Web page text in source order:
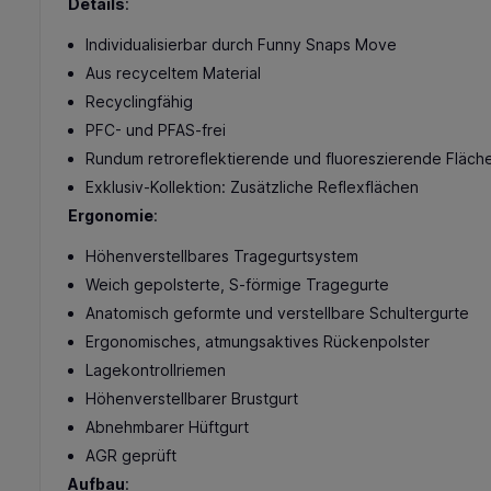
Individualisierbar durch Funny Snaps Move
Aus recyceltem Material
Recyclingfähig
PFC- und PFAS-frei
Rundum retroreflektierende und fluoreszierende
Exklusiv-Kollektion: Zusätzliche Reflexflächen
Ergonomie:
Höhenverstellbares Tragegurtsystem
Weich gepolsterte, S-förmige Tragegurte
Anatomisch geformte und verstellbare Schultergurte
Ergonomisches, atmungsaktives Rückenpolster
Lagekontrollriemen
Höhenverstellbarer Brustgurt
Abnehmbarer Hüftgurt
AGR geprüft
Aufbau: